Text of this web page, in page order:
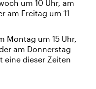
um 10 Uhr, am
am Freitag um 11
Montag um 15 Uhr,
am Donnerstag
eine dieser Zeiten